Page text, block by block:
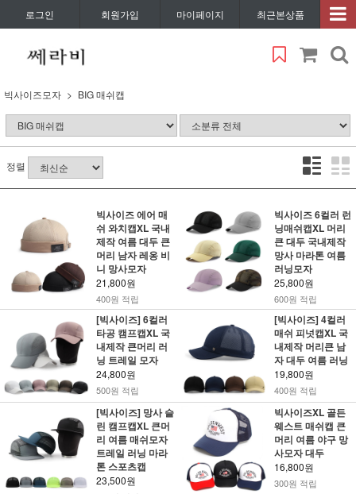
로그인 회원가입 마이페이지 최근본상품
빅사이즈모자 BIG 매쉬캡
정렬
빅사이즈 에어 매
쉬 와치캡XL 국내
제작 여름 대두 큰
머리 남자 레옹 비
니 망사모자
21,800원
400원 적립
빅사이즈 6컬러 런
닝매쉬캡XL 머리
큰 대두 국내제작
망사 마라톤 여름
러닝모자
25,800원
600원 적립
[빅사이즈] 6컬러
타공 캠프캡XL 국
내제작 큰머리 러
닝 트레일 모자
24,800원
500원 적립
[빅사이즈] 4컬러
매쉬 피넛캡XL 국
내제작 머리큰 남
자 대두 여름 러닝
19,800원
400원 적립
[빅사이즈] 망사 슬
린 캠프캡XL 큰머
리 여름 매쉬모자
트레일 러닝 마라
톤 스포츠캡
23,500원
빅사이즈XL 골든
웨스트 매쉬캡 큰
머리 여름 야구 망
사모자 대두
16,800원
300원 적립